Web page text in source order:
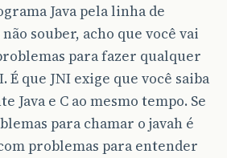
Java pela linha de
não souber, acho que você vai
para fazer qualquer
É que JNI exige que você saiba
Java e C ao mesmo tempo. Se
para chamar o javah é
problemas para entender